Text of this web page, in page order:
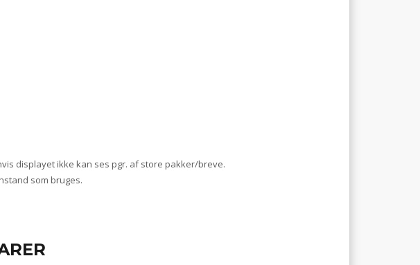
displayet ikke kan ses pgr. af store pakker/breve.
som bruges.